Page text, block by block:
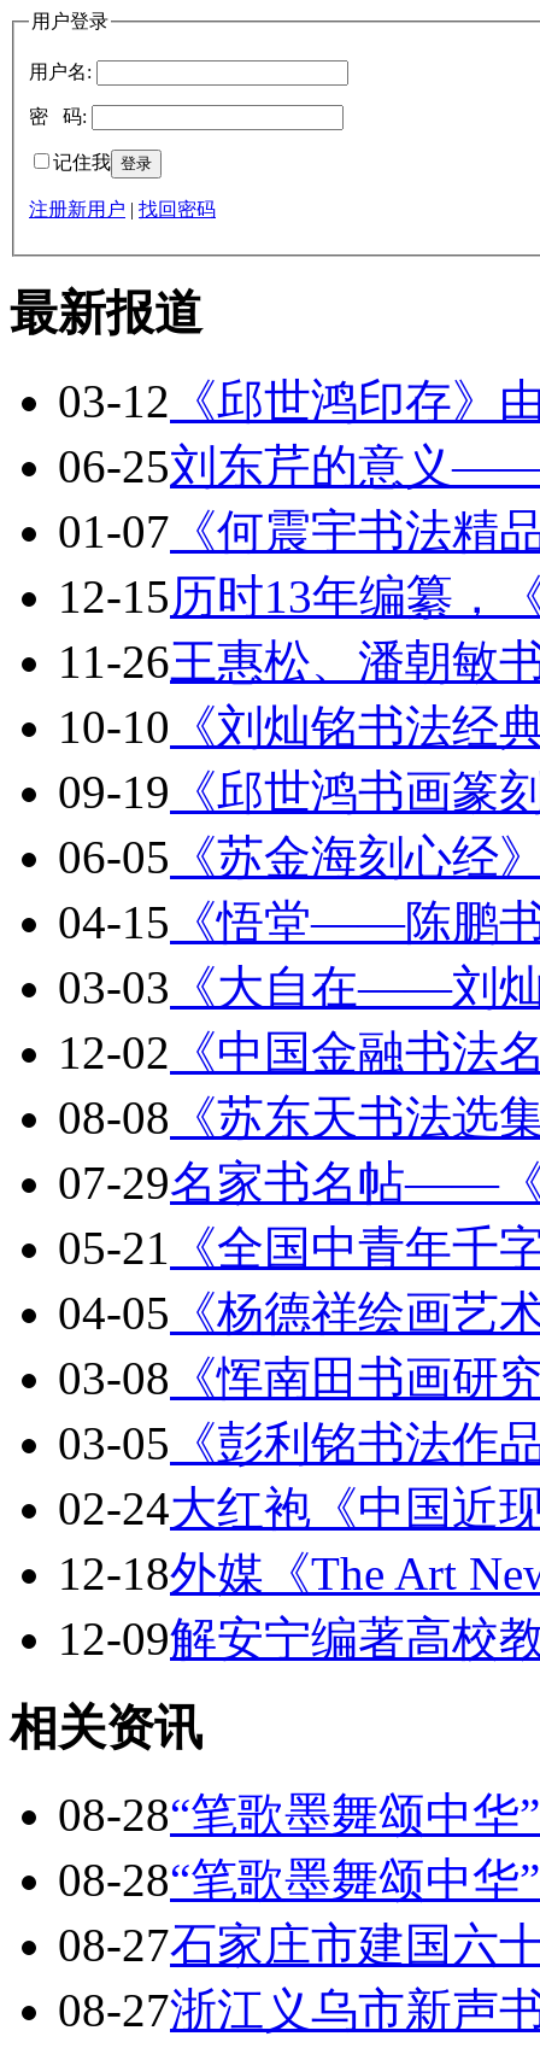
用户登录
用户名:
密 码:
记住我
注册新用户 找回密码
最新报道
03-12 《邱世鸿印存》
06-25刘东芹的意义
01-07 《何震宇书法精
12-15历时13年编纂，
11-26王惠松、潘朝敏
10-10 《刘灿铭书法经
09-19 《邱世鸿书画篆
06-05 《苏金海刻心经
04-15 《悟堂——陈鹏
03-03 《大自在——刘
12-02 《中国金融书法
08-08 《苏东天书法选
07-29名家书名帖——
05-21 《全国中青年千
04-05 《杨德祥绘画艺
03-08 《恽南田书画研
03-05 《彭利铭书法作
02-24大红袍《中国近
12-18外媒《The Art
12-09解安宁编著高校
相关资讯
08-28“笔歌墨舞颂中华
08-28“笔歌墨舞颂中华
08-27石家庄市建国六
08-27浙江义乌市新声